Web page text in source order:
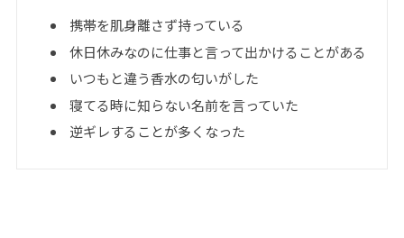
携帯を肌身離さず持っている
休日休みなのに仕事と言って出かけることがある
いつもと違う香水の匂いがした
寝てる時に知らない名前を言っていた
逆ギレすることが多くなった